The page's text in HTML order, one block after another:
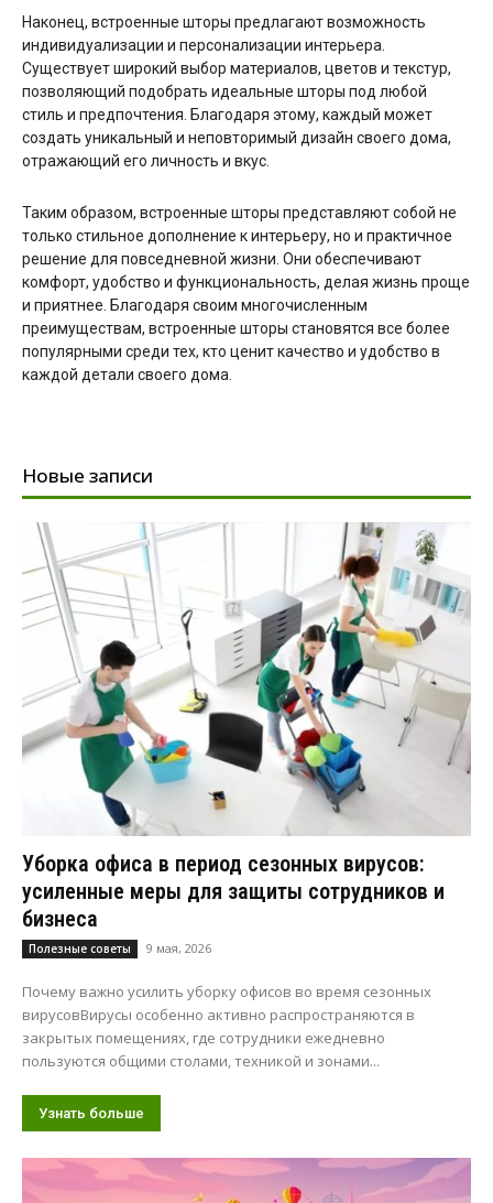
Наконец, встроенные шторы предлагают возможность
индивидуализации и персонализации интерьера.
Существует широкий выбор материалов, цветов и текстур,
позволяющий подобрать идеальные шторы под любой
стиль и предпочтения. Благодаря этому, каждый может
создать уникальный и неповторимый дизайн своего дома,
отражающий его личность и вкус.
Таким образом, встроенные шторы представляют собой не
только стильное дополнение к интерьеру, но и практичное
решение для повседневной жизни. Они обеспечивают
комфорт, удобство и функциональность, делая жизнь проще
и приятнее. Благодаря своим многочисленным
преимуществам, встроенные шторы становятся все более
популярными среди тех, кто ценит качество и удобство в
каждой детали своего дома.
Новые записи
Уборка офиса в период сезонных вирусов:
усиленные меры для защиты сотрудников и
бизнеса
Полезные советы 9 мая, 2026
Почему важно усилить уборку офисов во время сезонных
вирусовВирусы особенно активно распространяются в
закрытых помещениях, где сотрудники ежедневно
пользуются общими столами, техникой и зонами...
Узнать больше